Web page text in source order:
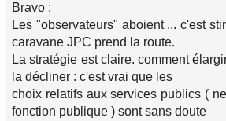
Bravo :
Les "observateurs" aboient ... c'est
caravane JPC prend la route.
La stratégie est claire. comment
la décliner : c'est vrai que les
choix relatifs aux services publics (
fonction publique ) sont sans doute